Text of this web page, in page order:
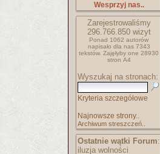
Wesprzyj nas..
Zarejestrowaliśmy
296.766.850wizyt
Ponad 1062 autorów
napisało dla nas 7343
tekstów. Zajęłyby one 28930
stron A4
Wyszukaj na stronach:
Kryteria szczegółowe
Najnowsze strony..
Archiwum streszczeń..
Ostatnie wątki Forum:
iluzja wolności